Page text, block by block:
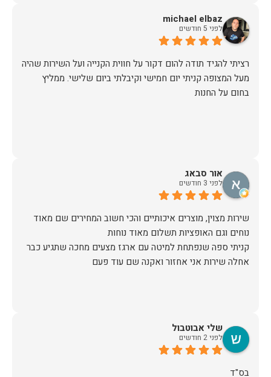
michael elbaz
לפני 5 חודשים
רציתי להגיד תודה להום דקור על חווית הקנייה ועל השירות שהיה
מעל המצופה קניתי יום חמישי וקיבלתי ביום שלישי. ממליץ
בחום על החנות
אור סבאג
לפני 3 חודשים
שירות מצוין, מוצרים איכותיים והכי חשוב המחירים שם מאוד
קניתי ספה שנפתחת למיטה עם ארגז מצעים מחכה שתגיע כבר
אחלה שירות אני אחזור ואקנה שם עוד פעם
שלי אבוטבול
לפני 2 חודשים